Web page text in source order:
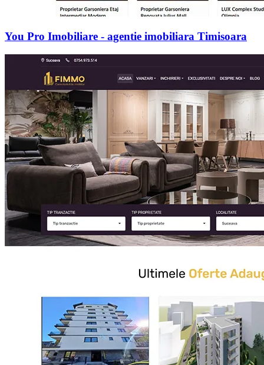
You Pro Imobiliare - agentie imobiliara Timisoara